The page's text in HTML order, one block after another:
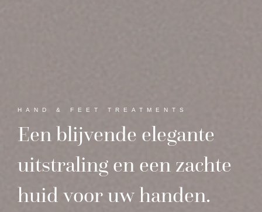
HAND & FEET TREATMENTS
Eenblijvende elegante
uitstraling en een zachte
huid vooruwhanden.